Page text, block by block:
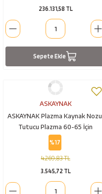
236.131,58 TL
Sepete Ekle
ASKAYNAK
ASKAYNAK Plazma Kaynak Nozul
Tutucu Plazma 60-65 İçin
(82TW60510)
%17
4.269,83 TL
3.545,72 TL